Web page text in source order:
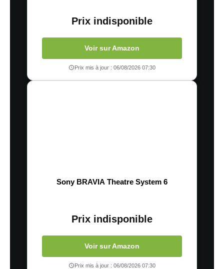
Prix indisponible
Voir sur Amazon
Prix mis à jour : 06/08/2026 07:30
Sony BRAVIA Theatre System 6
Prix indisponible
Voir sur Amazon
Prix mis à jour : 06/08/2026 07:30